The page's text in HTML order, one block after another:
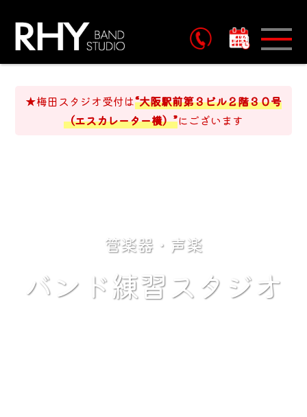
予約
★梅田スタジオ受付は“大阪駅前第３ビル２階３０号
（エスカレーター横）”にございます
管楽器・声楽
バンド練習スタジオ